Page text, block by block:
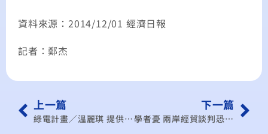
資料來源：2014/12/01 經濟日報
記者：鄭杰
上一篇
綠電計畫／溫麗琪 提供躉購補貼
下一篇
學者憂 兩岸經貿談判恐急凍